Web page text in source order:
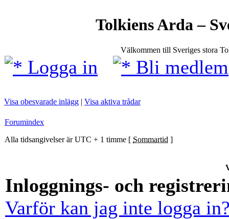
Tolkiens Arda –
Välkommen till Sveriges stora
Logga in Bli medlem
Visa obesvarade inlägg | Visa aktiva trådar
Forumindex
Alla tidsangivelser är UTC + 1 timme [ Sommartid ]
Inloggnings- och
Varför kan jag inte logga